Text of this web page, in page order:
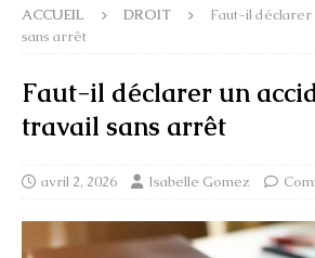
ACCUEIL DROIT
Faut-il déclarer
sans arrêt
Faut-il déclarer un
travail sans arrêt
avril 2, 2026 Isabelle Gomez